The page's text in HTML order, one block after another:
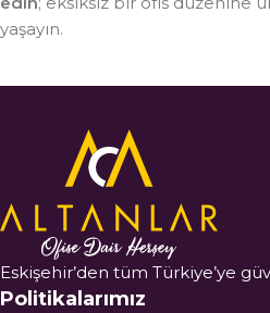
yaşayın.
Eskişehir’den tüm Türkiye’ye
Politikalarımız